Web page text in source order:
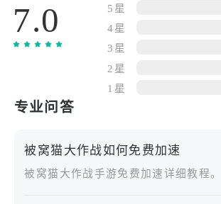
戏。
连接多个光球，赢取高分！
变身成龙和凤凰，
■ 在“梦境世界”之外，体验一款“生存
一边战斗一边保护一只沉睡的猫。
7.0
5星
4星
3星
2星
1星
专业问答
被窝猫大作战如何免费加速
被窝猫大作战手游免费加速详细教程。